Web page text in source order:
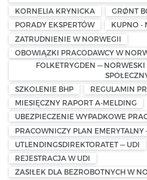
KORNELIA KRYNICKA
GRØNT
PORADY EKSPERTÓW
KUPNO -
ZATRUDNIENIE W NORWEGII
OBOWIĄZKI PRACODAWCY W
FOLKETRYGDEN —
SZKOLENIE BHP
REGULAMIN
MIESIĘCZNY RAPORT A-MELDING
UBEZPIECZENIE WYPADKOWE
PRACOWNICZY PLAN EMERYTALNY
UTLENDINGSDIREKTORATET — UDI
REJESTRACJA W UDI
ZASIŁEK DLA BEZROBOTNYCH W